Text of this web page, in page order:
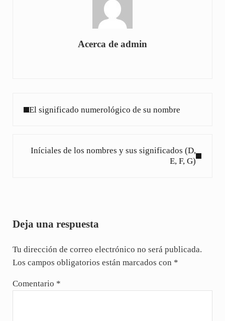
Acerca de admin
El significado numerológico de su nombre
Iníciales de los nombres y sus significados (D,
E, F, G)
Deja una respuesta
Tu dirección de correo electrónico no será publicada.
Los campos obligatorios están marcados con *
Comentario *